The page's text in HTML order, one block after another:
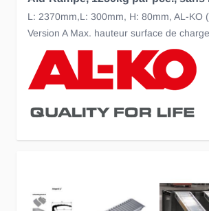
L: 2370mm,L: 300mm, H: 80mm, AL-KO
Version A Max. hauteur surface de